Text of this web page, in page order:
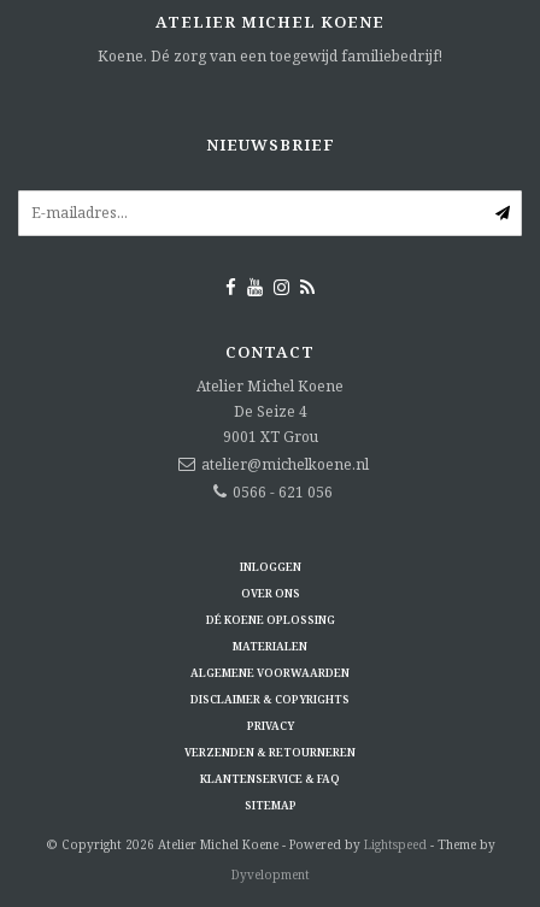
ATELIER MICHEL KOENE
Koene. Dé zorg van een toegewijd familiebedrijf!
NIEUWSBRIEF
CONTACT
Atelier Michel Koene
De Seize 4
9001 XT Grou
atelier@michelkoene.nl
0566 - 621 056
INLOGGEN
OVER ONS
DÉ KOENE OPLOSSING
MATERIALEN
ALGEMENE VOORWAARDEN
DISCLAIMER & COPYRIGHTS
PRIVACY
VERZENDEN & RETOURNEREN
KLANTENSERVICE & FAQ
SITEMAP
© Copyright 2026 Atelier Michel Koene - Powered by Lightspeed - Theme by
Dyvelopment